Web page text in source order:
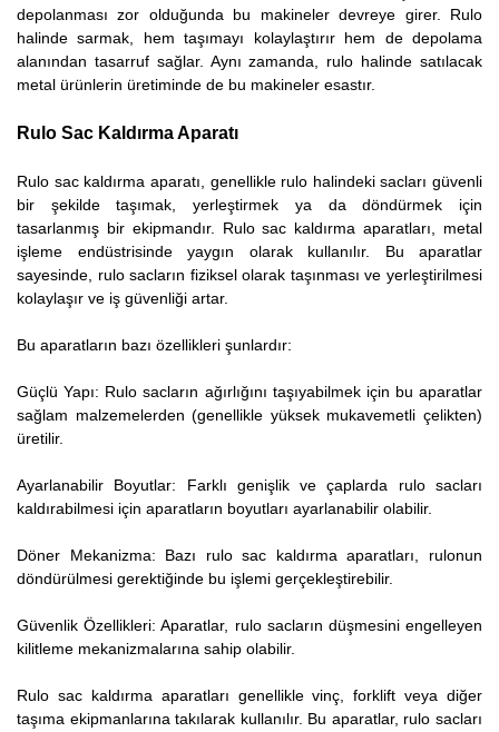
depolanması zor olduğunda bu makineler devreye girer. Rulo
halinde sarmak, hem taşımayı kolaylaştırır hem de depolama
alanından tasarruf sağlar. Aynı zamanda, rulo halinde satılacak
metal ürünlerin üretiminde de bu makineler esastır.
Rulo Sac Kaldırma Aparatı
Rulo sac kaldırma aparatı, genellikle rulo halindeki sacları güvenli
bir şekilde taşımak, yerleştirmek ya da döndürmek için
tasarlanmış bir ekipmandır. Rulo sac kaldırma aparatları, metal
işleme endüstrisinde yaygın olarak kullanılır. Bu aparatlar
sayesinde, rulo sacların fiziksel olarak taşınması ve yerleştirilmesi
kolaylaşır ve iş güvenliği artar.
Bu aparatların bazı özellikleri şunlardır:
Güçlü Yapı: Rulo sacların ağırlığını taşıyabilmek için bu aparatlar
sağlam malzemelerden (genellikle yüksek mukavemetli çelikten)
üretilir.
Ayarlanabilir Boyutlar: Farklı genişlik ve çaplarda rulo sacları
kaldırabilmesi için aparatların boyutları ayarlanabilir olabilir.
Döner Mekanizma: Bazı rulo sac kaldırma aparatları, rulonun
döndürülmesi gerektiğinde bu işlemi gerçekleştirebilir.
Güvenlik Özellikleri: Aparatlar, rulo sacların düşmesini engelleyen
kilitleme mekanizmalarına sahip olabilir.
Rulo sac kaldırma aparatları genellikle vinç, forklift veya diğer
taşıma ekipmanlarına takılarak kullanılır. Bu aparatlar, rulo sacları